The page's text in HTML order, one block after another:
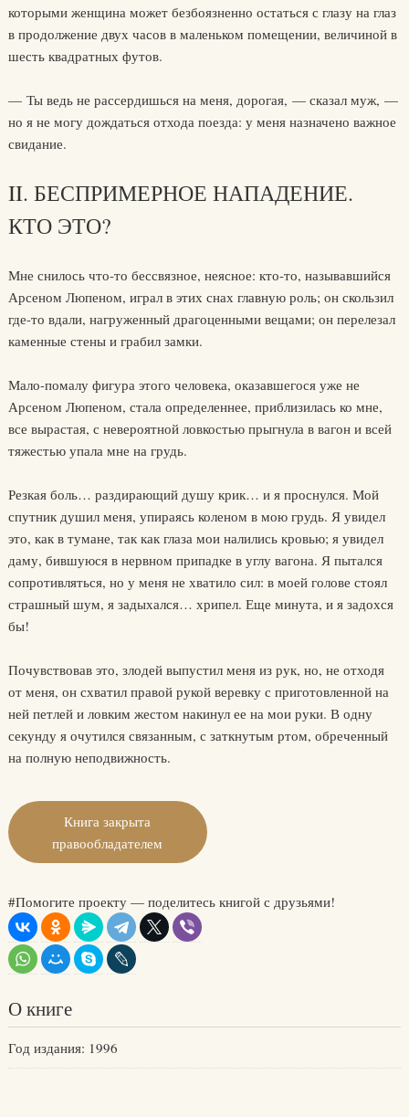
которыми женщина может безбоязненно остаться с глазу на глаз
в продолжение двух часов в маленьком помещении, величиной в
шесть квадратных футов.
— Ты ведь не рассердишься на меня, дорогая, — сказал муж, —
но я не могу дождаться отхода поезда: у меня назначено важное
свидание.
II. БЕСПРИМЕРНОЕ НАПАДЕНИЕ.
КТО ЭТО?
Мне снилось что-то бессвязное, неясное: кто-то, называвшийся
Арсеном Люпеном, играл в этих снах главную роль; он скользил
где-то вдали, нагруженный драгоценными вещами; он перелезал
каменные стены и грабил замки.
Мало-помалу фигура этого человека, оказавшегося уже не
Арсеном Люпеном, стала определеннее, приблизилась ко мне,
все вырастая, с невероятной ловкостью прыгнула в вагон и всей
тяжестью упала мне на грудь.
Резкая боль… раздирающий душу крик… и я проснулся. Мой
спутник душил меня, упираясь коленом в мою грудь. Я увидел
это, как в тумане, так как глаза мои налились кровью; я увидел
даму, бившуюся в нервном припадке в углу вагона. Я пытался
сопротивляться, но у меня не хватило сил: в моей голове стоял
страшный шум, я задыхался… хрипел. Еще минута, и я задохся
бы!
Почувствовав это, злодей выпустил меня из рук, но, не отходя
от меня, он схватил правой рукой веревку с приготовленной на
ней петлей и ловким жестом накинул ее на мои руки. В одну
секунду я очутился связанным, с заткнутым ртом, обреченный
на полную неподвижность.
Книга закрыта
правообладателем
#Помогите проекту — поделитесь книгой с друзьями!
О книге
Год издания: 1996